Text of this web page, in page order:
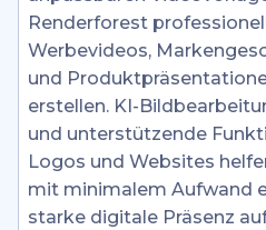
Renderforest
Werbevideos,
und
erstellen. KI-
und unterstützende
Logos und Websites
mit minimalem Aufwand
starke digitale Präsenz